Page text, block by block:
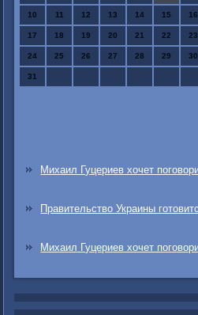
10 11 12 13 14 15 16
17 18 19 20 21 22 23
24 25 26 27 28 29 30
31
Михаил Гуцериев хочет
Правительство Украины
Михаил Гуцериев хочет